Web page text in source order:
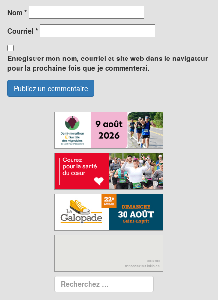
Nom *
Courriel *
Enregistrer mon nom, courriel et site web dans le navigateur
pour la prochaine fois que je commenterai.